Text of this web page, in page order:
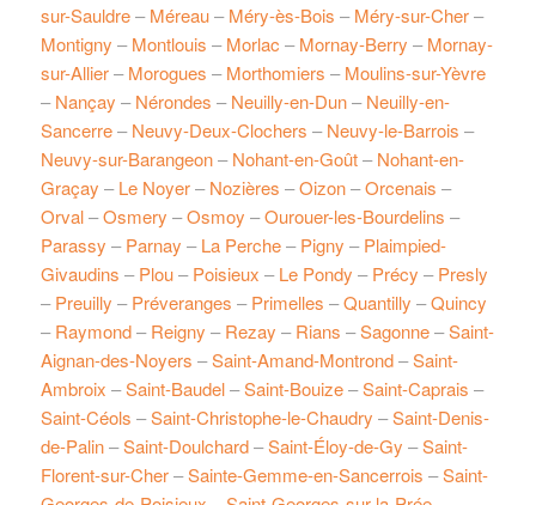
sur-Sauldre–Méreau–Méry-ès-Bois –Méry-sur-Cher–
Montigny –Montlouis –Morlac –Mornay-Berry –Mornay-
sur-Allier–Morogues –Morthomiers –Moulins-sur-Yèvre
–Nançay –Nérondes –Neuilly-en-Dun–Neuilly-en-
Sancerre–Neuvy-Deux-Clochers –Neuvy-le-Barrois –
Neuvy-sur-Barangeon–Nohant-en-Goût–Nohant-en-
Graçay –Le Noyer–Nozières –Oizon–Orcenais –
Orval–Osmery –Osmoy –Ourouer-les-Bourdelins –
Parassy –Parnay –La Perche–Pigny –Plaimpied-
Givaudins –Plou–Poisieux –Le Pondy –Précy –Presly
–Preuilly –Préveranges –Primelles –Quantilly –Quincy
–Raymond–Reigny –Rezay –Rians –Sagonne–Saint-
Aignan-des-Noyers –Saint-Amand-Montrond–Saint-
Ambroix –Saint-Baudel–Saint-Bouize–Saint-Caprais –
Saint-Céols –Saint-Christophe-le-Chaudry –Saint-Denis-
de-Palin–Saint-Doulchard–Saint-Éloy-de-Gy –Saint-
Florent-sur-Cher–Sainte-Gemme-en-Sancerrois –Saint-